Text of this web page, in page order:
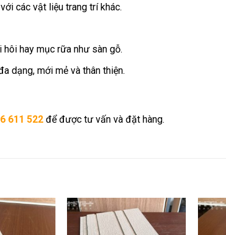
các vật liệu trang trí khác.
hay mục rữa như sàn gỗ.
dạng, mới mẻ và thân thiện.
611 522 để được tư vấn và đặt hàng.